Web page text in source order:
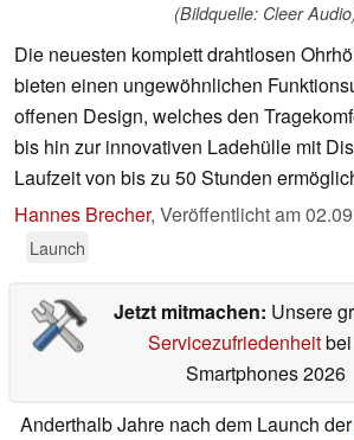
(Bildquelle: Cleer
Die neuesten komplett drahtlosen
bieten einen ungewöhnlichen
offenen Design, welches den
bis hin zur innovativen Ladehülle mit
Laufzeit von bis zu 50 Stunden
Hannes Brecher, Veröffentlicht am
Launch
Jetzt mitmachen: Unsere
Servicezufriedenheitbei
Smartphones 2026
Anderthalb Jahre nach dem Launch der